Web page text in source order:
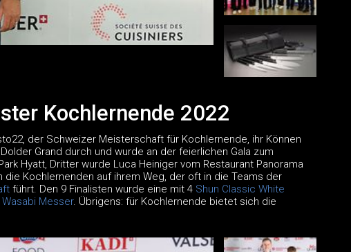
Kochlernende 2022
der Schweizer Meisterschaft für Kochlernende, ihr Können
Grand durch und wurde an der feierlichen Gala zum
Hyatt, Dritter wurde Luca Heiniger vom Restaurant Panorama
Kochlernenden auf ihrem Weg, der oft in die Teams der
führt. Den 9 Finalisten wurde eine mit 4 Shun Classic White
Wasabi Messer. Übrigens: für Kochlernende bietet sich die